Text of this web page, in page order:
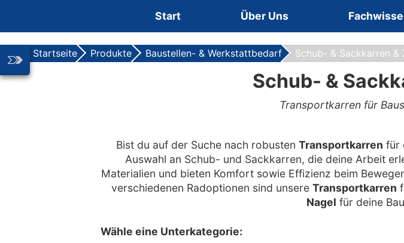
Start Über Uns
Startseite Produkte Baustellen- & Werkstattbedarf Schub- & Sackkarren &
Schub- &
Transportkarren für
Bist du auf der Suche nach robusten Transportkarren für
Auswahl an Schub- und Sackkarren, die deine Arbeit
Materialien und bieten Komfort sowie Effizienz beim
verschiedenen Radoptionen sind unsere Transportkarren
Nagel für deine
Wähle eine Unterkategorie: